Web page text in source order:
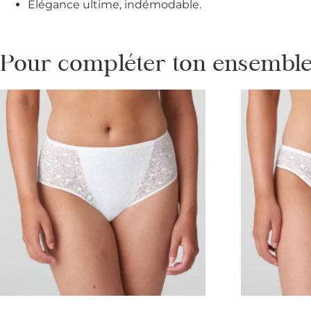
Élégance ultime, indémodable.
Pour compléter ton